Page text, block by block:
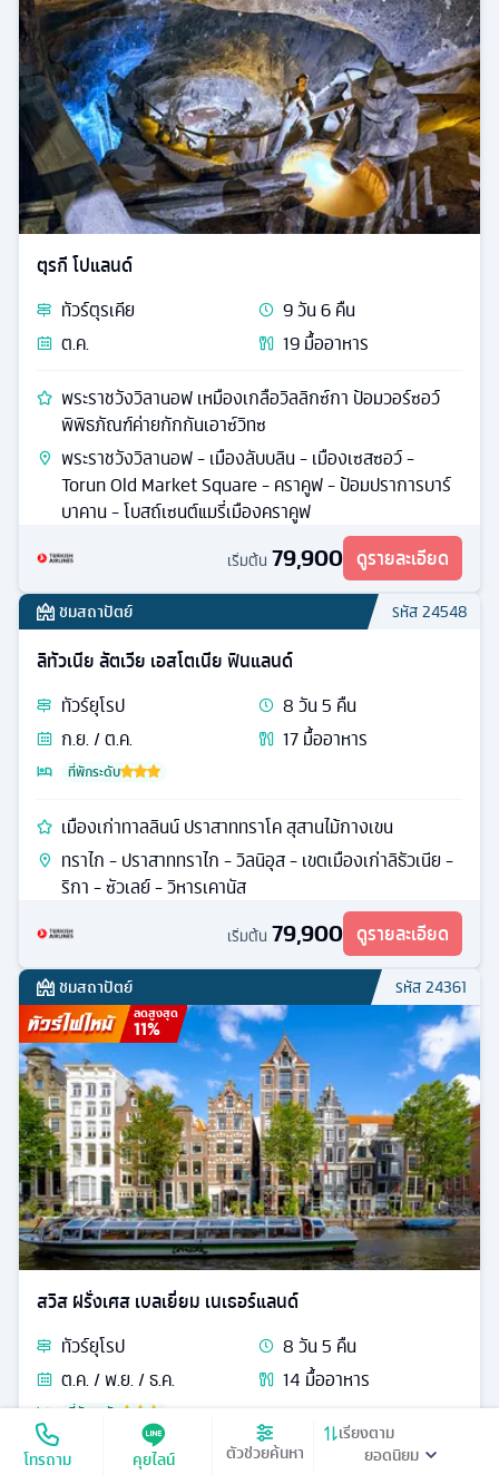
โทรถาม คุยไลน์ ตัวช่วยค้นหา
เรียงตาม
ปราสาทปราก สวนมิราเมล ล่องเรือแม่น้ำดานูบ
การ์มิช-พาร์เท่นเคียร์เช่น - จัตุรัสมาเรียน - มิวนิค - ศาลา
กลางมิวนิค - ศาลาว่าการเมืองลินเดา - บ้านเกิดโมสาร์ท -
สวนมิราเบล
เริ่มต้น79,888 ดูรายละเอียด
ชมสถาปัตย์ รหัส24369
9วัน6 คืน
ต.ค.
พระราชวังวิลานอฟ เหมืองเกลือวิลลิกซ์กา ป้อมวอร์ซอว์
พิพิธภัณฑ์ค่ายกักกันเอาซ์วิทซ
พระราชวังวิลานอฟ - เมืองลับบลิน - เมืองเซสซอว์ -
Torun Old Market Square - คราคูฟ - ป้อมปราการบาร์
บาคาน - โบสถ์เซนต์แมรี่เมืองคราคูฟ
เริ่มต้น 79,900 ดูรายละเอียด
ชมสถาปัตย์
ลิทัวเนีย ลัตเวีย เอสโตเนีย ฟินแลนด์
ทัวร์ยุโรป 8วัน5คืน
ก.ย. / ต.ค.
17มื้ออาหาร
ที่พักระดับ
เมืองเก่าทาลลินน์ ปราสาททราโค สุสานไม้กางเขน
ทราไก - ปราสาททราไก - วิลนิอุส - เขตเมืองเก่าลิธัวเนีย -
ริกา - ซัวเลย์ - วิหารเคานัส
เริ่มต้น79,900 ดูรายละเอียด